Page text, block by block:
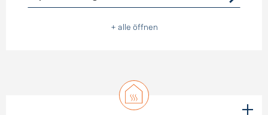
+ alle öffnen